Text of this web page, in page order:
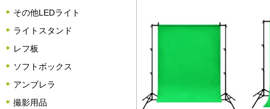
その他LEDライト
ライトスタンド
レフ板
ソフトボックス
アンブレラ
撮影用品